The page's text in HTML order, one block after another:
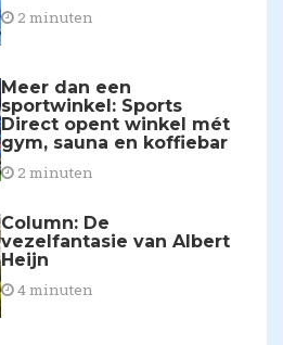
2 minuten
Meer dan een
sportwinkel: Sports
Direct opent winkel mét
gym, sauna en koffiebar
2 minuten
Column: De
vezelfantasie van Albert
Heijn
4 minuten